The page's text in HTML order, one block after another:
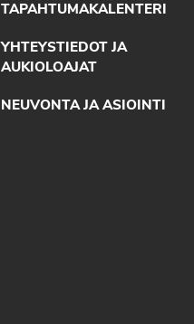
TAPAHTUMAKALENTERI
YHTEYSTIEDOT JA
AUKIOLOAJAT
NEUVONTA JA ASIOINTI